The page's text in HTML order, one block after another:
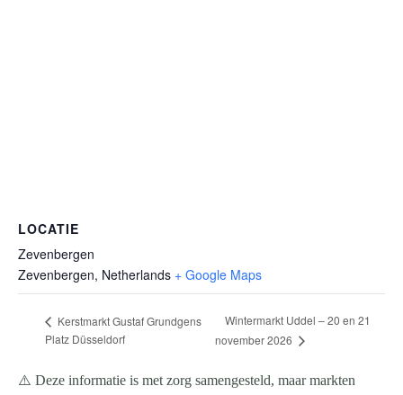
LOCATIE
Zevenbergen
Zevenbergen, Netherlands + Google Maps
Kerstmarkt Gustaf Grundgens
Platz Düsseldorf
Wintermarkt Uddel – 20 en 21
november 2026
⚠️ Deze informatie is met zorg samengesteld, maar markten